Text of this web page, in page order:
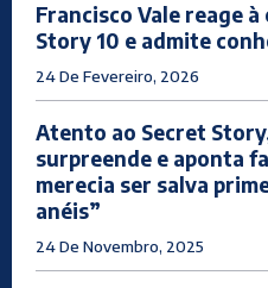
Francisco Vale reage
Story 10 e admite
24 De Fevereiro, 2026
Atento ao Secret
surpreende e aponta
merecia ser salva
anéis”
24 De Novembro, 2025